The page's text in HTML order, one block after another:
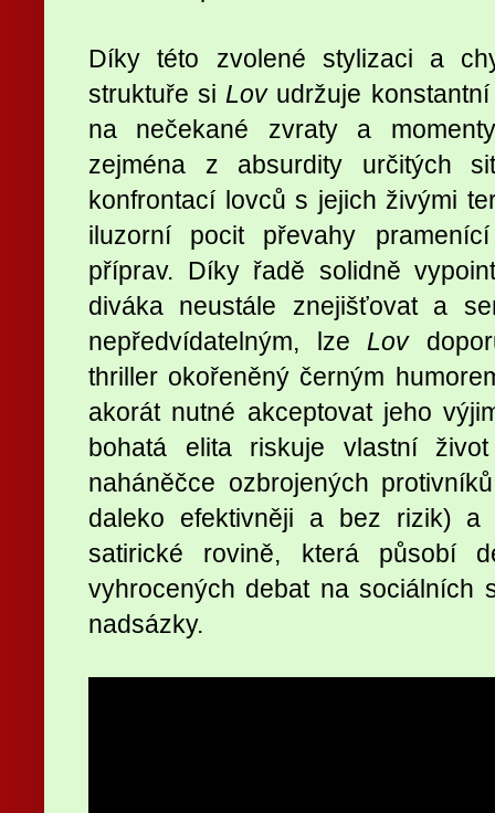
Díky této zvolené stylizaci a
struktuře siLovudržuje
na nečekané zvraty a
zejména z absurdity určitých
konfrontací lovců s jejich živými
iluzorní pocit převahy
příprav. Díky řadě solidně
diváka neustále znejišťovat a
nepředvídatelným, lze Lov
thriller okořeněný černým
akorát nutné akceptovat jeho
bohatá elita riskuje vlastní
naháněčce ozbrojených
daleko efektivněji a bez rizik) a
satirické rovině, která působí
vyhrocených debat na sociálních
nadsázky.